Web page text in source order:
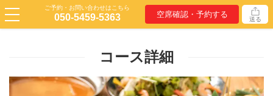
ご予約・お問い合わせはこちら
050-5459-5363 空席確認・予約する 送る
コース詳細